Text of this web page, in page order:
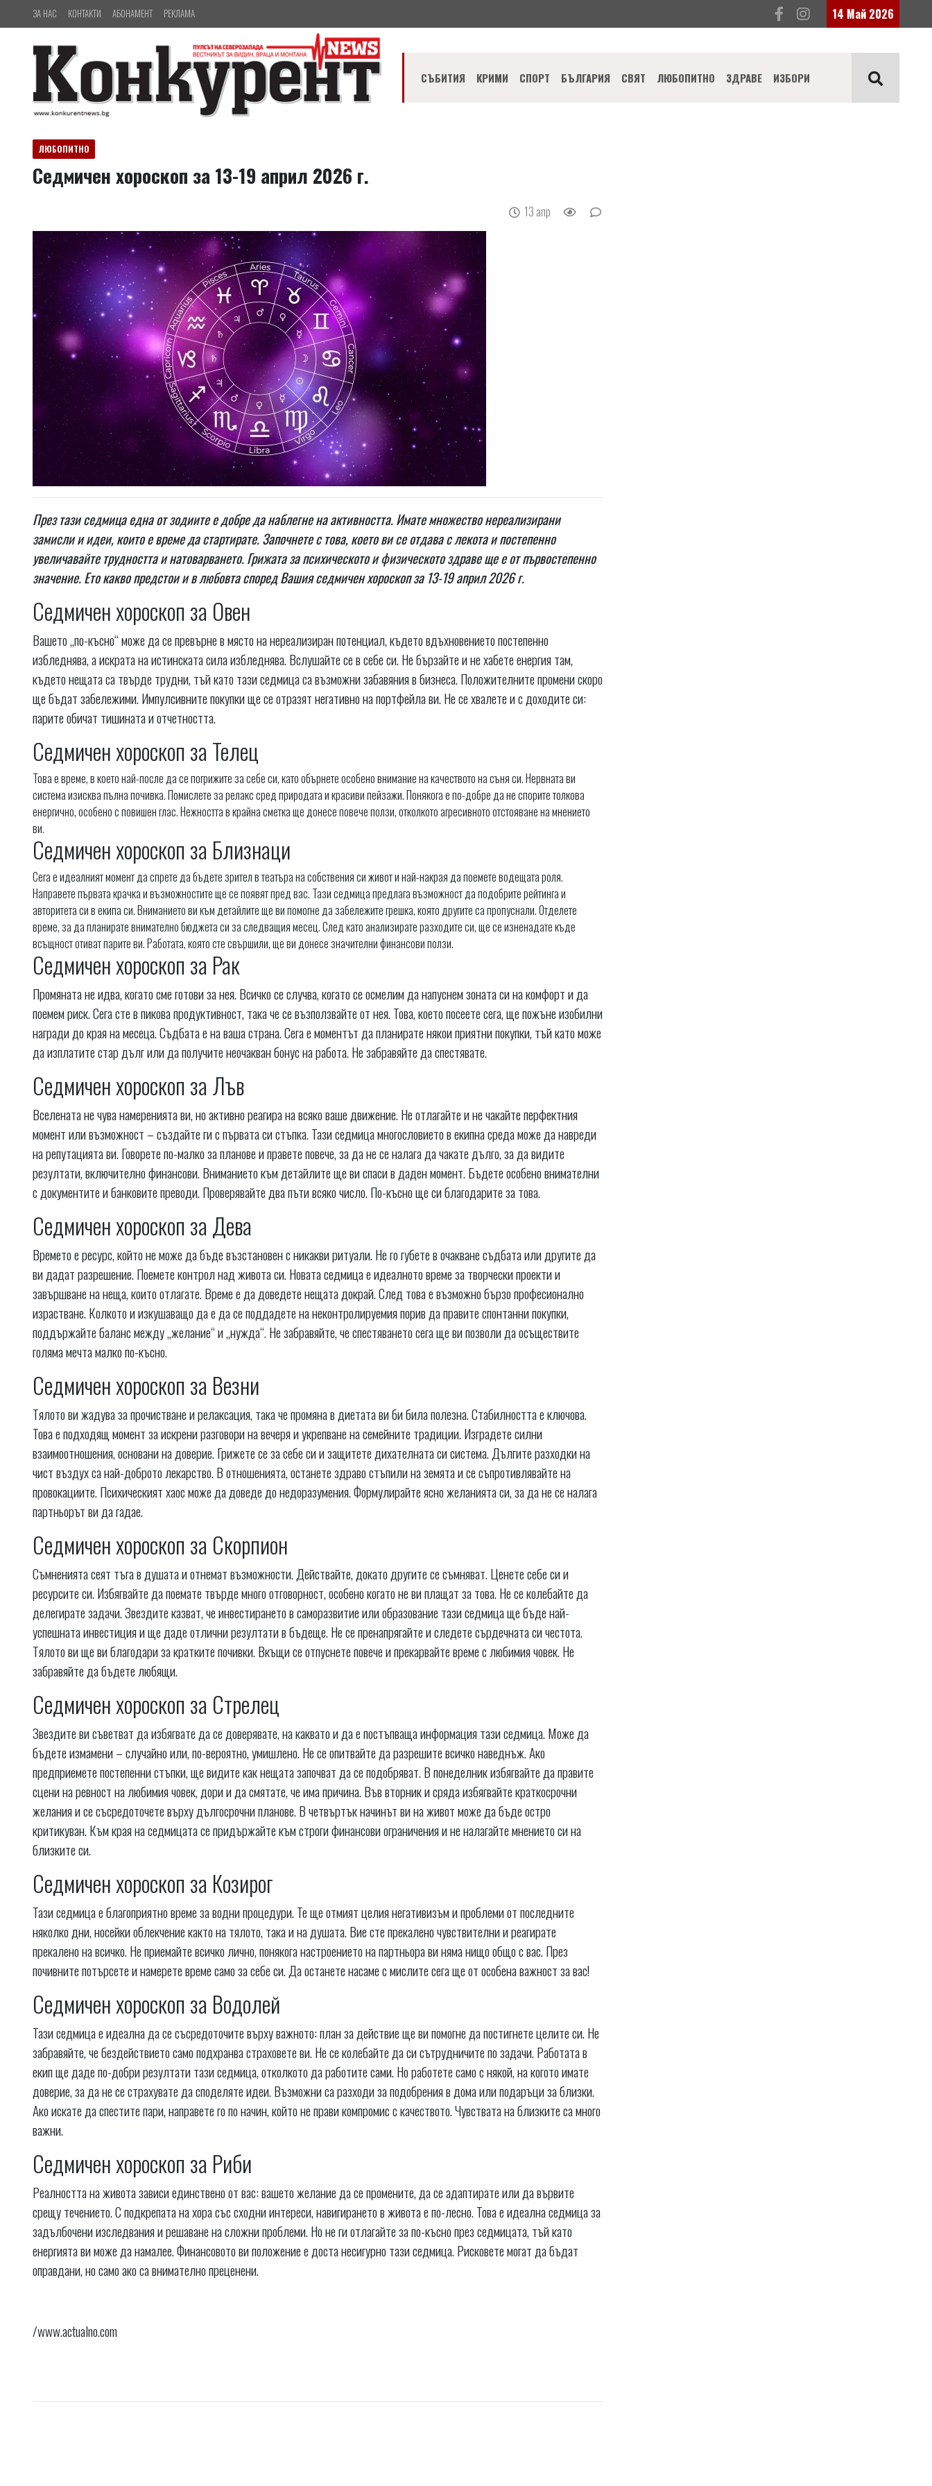
ЗА НАС КОНТАКТИ АБОНАМЕНТ РЕКЛАМА 14 Май 2026
СЪБИТИЯ КРИМИ СПОРТ БЪЛГАРИЯ СВЯТ ЛЮБОПИТНО ЗДРАВЕ ИЗБОРИ
ЛЮБОПИТНО
Седмичен хороскоп за 13-19 април 2026 г.
13 апр
През тази седмица една от зодиите е добре да наблегне на активността. Имате множество нереализирани
замисли и идеи, които е време да стартирате. Започнете с това, което ви се отдава с лекота и постепенно
увеличавайте трудността и натоварването. Грижата за психическото и физическото здраве ще е от първостепенно
значение. Ето какво предстои и в любовта според Вашия седмичен хороскоп за 13-19 април 2026 г.
Седмичен хороскоп за Овен
Вашето „по-късно“ може да се превърне в място на нереализиран потенциал, където вдъхновението постепенно
избледнява, а искрата на истинската сила избледнява. Вслушайте се в себе си. Не бързайте и не хабете енергия там,
където нещата са твърде трудни, тъй като тази седмица са възможни забавяния в бизнеса. Положителните промени скоро
ще бъдат забележими. Импулсивните покупки ще се отразят негативно на портфейла ви. Не се хвалете и с доходите си:
парите обичат тишината и отчетността.
Седмичен хороскоп за Телец
Това е време, в което най-после да се погрижите за себе си, като обърнете особено внимание на качеството на съня си. Нервната ви
система изисква пълна почивка. Помислете за релакс сред природата и красиви пейзажи. Понякога е по-добре да не спорите толкова
енергично, особено с повишен глас. Нежността в крайна сметка ще донесе повече ползи, отколкото агресивното отстояване на мнението
ви.
Седмичен хороскоп за Близнаци
Сега е идеалният момент да спрете да бъдете зрител в театъра на собствения си живот и най-накрая да поемете водещата роля.
Направете първата крачка и възможностите ще се появят пред вас. Тази седмица предлага възможност да подобрите рейтинга и
авторитета си в екипа си. Вниманието ви към детайлите ще ви помогне да забележите грешка, която другите са пропуснали. Отделете
време, за да планирате внимателно бюджета си за следващия месец. След като анализирате разходите си, ще се изненадате къде
всъщност отиват парите ви. Работата, която сте свършили, ще ви донесе значителни финансови ползи.
Седмичен хороскоп за Рак
Промяната не идва, когато сме готови за нея. Всичко се случва, когато се осмелим да напуснем зоната си на комфорт и да
поемем риск. Сега сте в пикова продуктивност, така че се възползвайте от нея. Това, което посеете сега, ще пожъне изобилни
награди до края на месеца. Съдбата е на ваша страна. Сега е моментът да планирате някои приятни покупки, тъй като може
да изплатите стар дълг или да получите неочакван бонус на работа. Не забравяйте да спестявате.
Седмичен хороскоп за Лъв
Вселената не чува намеренията ви, но активно реагира на всяко ваше движение. Не отлагайте и не чакайте перфектния
момент или възможност – създайте ги с първата си стъпка. Тази седмица многословието в екипна среда може да навреди
на репутацията ви. Говорете по-малко за планове и правете повече, за да не се налага да чакате дълго, за да видите
резултати, включително финансови. Вниманието към детайлите ще ви спаси в даден момент. Бъдете особено внимателни
с документите и банковите преводи. Проверявайте два пъти всяко число. По-късно ще си благодарите за това.
Седмичен хороскоп за Дева
Времето е ресурс, който не може да бъде възстановен с никакви ритуали. Не го губете в очакване съдбата или другите да
ви дадат разрешение. Поемете контрол над живота си. Новата седмица е идеалното време за творчески проекти и
завършване на неща, които отлагате. Време е да доведете нещата докрай. След това е възможно бързо професионално
израстване. Колкото и изкушаващо да е да се поддадете на неконтролируемия порив да правите спонтанни покупки,
поддържайте баланс между „желание“ и „нужда“. Не забравяйте, че спестяването сега ще ви позволи да осъществите
голяма мечта малко по-късно.
Седмичен хороскоп за Везни
Тялото ви жадува за прочистване и релаксация, така че промяна в диетата ви би била полезна. Стабилността е ключова.
Това е подходящ момент за искрени разговори на вечеря и укрепване на семейните традиции. Изградете силни
взаимоотношения, основани на доверие. Грижете се за себе си и защитете дихателната си система. Дългите разходки на
чист въздух са най-доброто лекарство. В отношенията, останете здраво стъпили на земята и се съпротивлявайте на
провокациите. Психическият хаос може да доведе до недоразумения. Формулирайте ясно желанията си, за да не се налага
партньорът ви да гадае.
Седмичен хороскоп за Скорпион
Съмненията сеят тъга в душата и отнемат възможности. Действайте, докато другите се съмняват. Ценете себе си и
ресурсите си. Избягвайте да поемате твърде много отговорност, особено когато не ви плащат за това. Не се колебайте да
делегирате задачи. Звездите казват, че инвестирането в саморазвитие или образование тази седмица ще бъде най-
успешната инвестиция и ще даде отлични резултати в бъдеще. Не се пренапрягайте и следете сърдечната си честота.
Тялото ви ще ви благодари за кратките почивки. Вкъщи се отпуснете повече и прекарвайте време с любимия човек. Не
забравяйте да бъдете любящи.
Седмичен хороскоп за Стрелец
Звездите ви съветват да избягвате да се доверявате, на каквато и да е постъпваща информация тази седмица. Може да
бъдете измамени – случайно или, по-вероятно, умишлено. Не се опитвайте да разрешите всичко наведнъж. Ако
предприемете постепенни стъпки, ще видите как нещата започват да се подобряват. В понеделник избягвайте да правите
сцени на ревност на любимия човек, дори и да смятате, че има причина. Във вторник и сряда избягвайте краткосрочни
желания и се съсредоточете върху дългосрочни планове. В четвъртък начинът ви на живот може да бъде остро
критикуван. Към края на седмицата се придържайте към строги финансови ограничения и не налагайте мнението си на
близките си.
Седмичен хороскоп за Козирог
Тази седмица е благоприятно време за водни процедури. Те ще отмият целия негативизъм и проблеми от последните
няколко дни, носейки облекчение както на тялото, така и на душата. Вие сте прекалено чувствителни и реагирате
прекалено на всичко. Не приемайте всичко лично, понякога настроението на партньора ви няма нищо общо с вас. През
почивните потърсете и намерете време само за себе си. Да останете насаме с мислите сега ще от особена важност за вас!
Седмичен хороскоп за Водолей
Тази седмица е идеална да се съсредоточите върху важното: план за действие ще ви помогне да постигнете целите си. Не
забравяйте, че бездействието само подхранва страховете ви. Не се колебайте да си сътрудничите по задачи. Работата в
екип ще даде по-добри резултати тази седмица, отколкото да работите сами. Но работете само с някой, на когото имате
доверие, за да не се страхувате да споделяте идеи. Възможни са разходи за подобрения в дома или подаръци за близки.
Ако искате да спестите пари, направете го по начин, който не прави компромис с качеството. Чувствата на близките са много
важни.
Седмичен хороскоп за Риби
Реалността на живота зависи единствено от вас: вашето желание да се промените, да се адаптирате или да вървите
срещу течението. С подкрепата на хора със сходни интереси, навигирането в живота е по-лесно. Това е идеална седмица за
задълбочени изследвания и решаване на сложни проблеми. Но не ги отлагайте за по-късно през седмицата, тъй като
енергията ви може да намалее. Финансовото ви положение е доста несигурно тази седмица. Рисковете могат да бъдат
оправдани, но само ако са внимателно преценени.
/www.actualno.com